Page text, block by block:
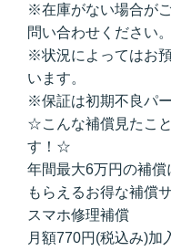
※在庫がない場合が
問い合わせください。
※状況によってはお
います。
※保証は初期不良パ
☆こんな補償見たこ
す！☆
年間最大6万円の補償
もらえるお得な補償
スマホ修理補償
月額770円(税込み)加